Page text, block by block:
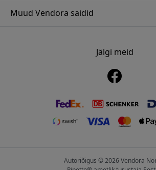
Muud Vendora saidid
www.myfirst.se
Jälgi meid
Autoriõigus © 2026 Vendora